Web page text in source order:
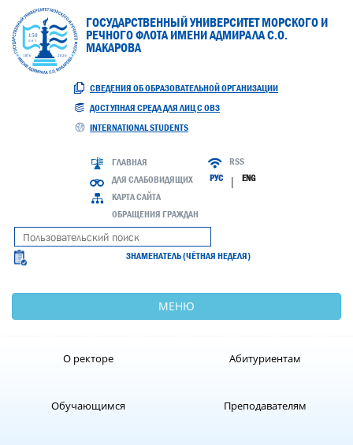
ГОСУДАРСТВЕННЫЙ УНИВЕРСИТЕТ МОРСКОГО И
РЕЧНОГО ФЛОТА ИМЕНИ АДМИРАЛА С.О.
МАКАРОВА
СВЕДЕНИЯ ОБ ОБРАЗОВАТЕЛЬНОЙ ОРГАНИЗАЦИИ
ДОСТУПНАЯ СРЕДА ДЛЯ ЛИЦ С ОВЗ
INTERNATIONAL STUDENTS
ГЛАВНАЯ
ДЛЯ СЛАБОВИДЯЩИХ
КАРТА САЙТА
ОБРАЩЕНИЯ ГРАЖДАН
RSS
РУС | ENG
ЗНАМЕНАТЕЛЬ (ЧЁТНАЯ НЕДЕЛЯ)
МЕНЮ
О ректоре Абитуриентам
Обучающимся Преподавателям